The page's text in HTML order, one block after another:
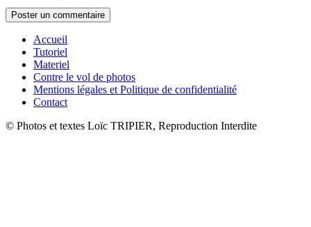
Accueil
Tutoriel
Materiel
Contre le vol de photos
Mentions légales et Politique de confidentialité
Contact
© Photos et textes Loïc TRIPIER, Reproduction Interdite